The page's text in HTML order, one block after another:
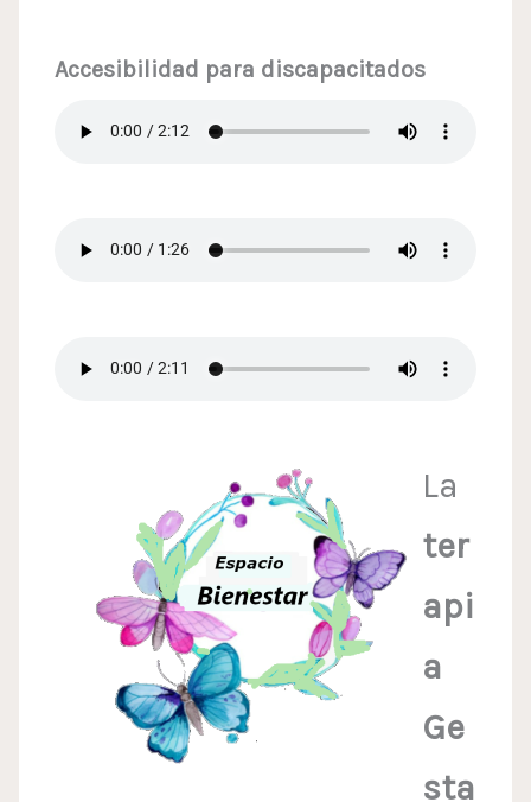
Accesibilidad para discapacitados
La
ter
api
a
Ge
sta